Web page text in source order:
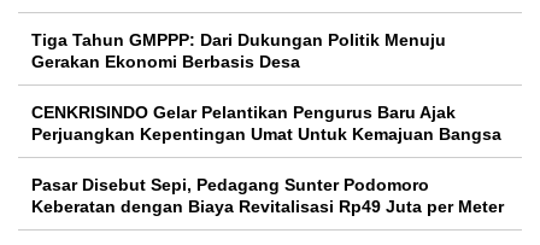
Tiga Tahun GMPPP: Dari Dukungan Politik Menuju
Gerakan Ekonomi Berbasis Desa
CENKRISINDO Gelar Pelantikan Pengurus Baru Ajak
Perjuangkan Kepentingan Umat Untuk Kemajuan Bangsa
Pasar Disebut Sepi, Pedagang Sunter Podomoro
Keberatan dengan Biaya Revitalisasi Rp49 Juta per Meter